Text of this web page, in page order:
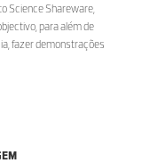
Science Shareware,
para além de
fazer demonstrações